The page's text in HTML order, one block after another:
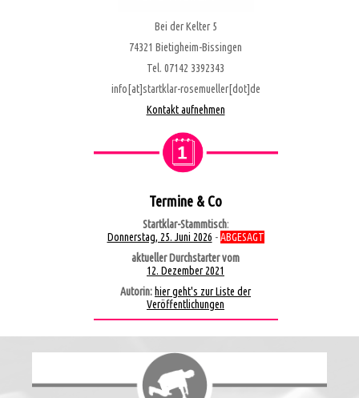
Bei der Kelter 5
74321 Bietigheim-Bissingen
Tel. 07142 3392343
info[at]startklar-rosemueller[dot]de
Kontakt aufnehmen
Termine & Co
Startklar-Stammtisch:
Donnerstag, 25. Juni 2026 -ABGESAGT
aktueller Durchstarter vom
12. Dezember 2021
Autorin: hier geht's zur Liste der
Veröffentlichungen